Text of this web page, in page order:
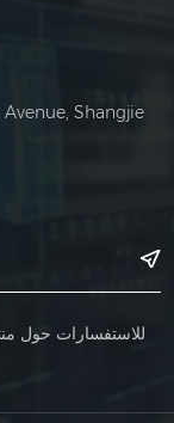
والتحكم في
المحرك. تعمل
في ذلك
الدائرة،
Shangjie
للاستفسارات حول